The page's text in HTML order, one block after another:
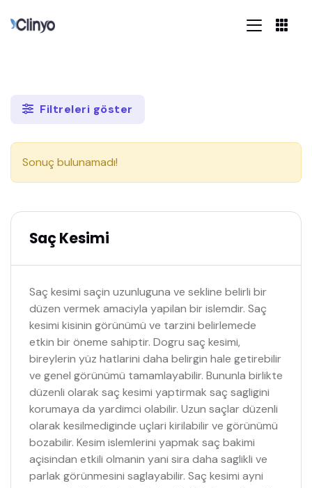
Filtreleri göster
Sonuç bulunamadı!
Saç Kesimi
Saç kesimi saçin uzunluguna ve sekline belirli bir
düzen vermek amaciyla yapilan bir islemdir. Saç
kesimi kisinin görünümü ve tarzini belirlemede
etkin bir öneme sahiptir. Dogru saç kesimi,
bireylerin yüz hatlarini daha belirgin hale getirebilir
ve genel görünümü tamamlayabilir. Bununla birlikte
düzenli olarak saç kesimi yaptirmak saç sagligini
korumaya da yardimci olabilir. Uzun saçlar düzenli
olarak kesilmediginde uçlari kirilabilir ve görünümü
bozabilir. Kesim islemlerini yapmak saç bakimi
açisindan etkili olmanin yani sira daha saglikli ve
parlak görünmesini saglayabilir. Saç kesimi ayni